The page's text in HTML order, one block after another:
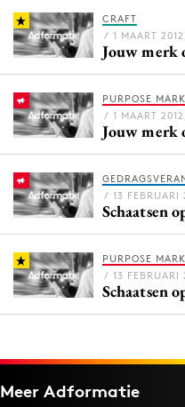
Bureaus
Campagnes
Carriere
Contentmarketing
Craft
Customer Experience
Data & Insights
Design
Digital transformation
Diversiteit
Effectiviteit
Gedragsverandering
Interne communicatie
Martech
CRAFT
/ 1 MAART
Jouw merk
PURPOSE
/ 1 MAART
Jouw merk
/ 13 FEBRUARI
Schaatsen
PURPOSE
/ 13 FEBRUARI
Schaatsen
Meer Adformatie